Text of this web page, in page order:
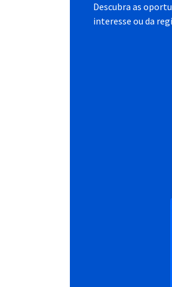
Descubra as
interesse ou da